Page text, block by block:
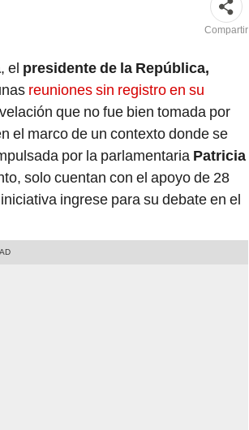
Compartir
, el presidente de la República,
reuniones sin registro en su
que no fue bien tomada por
el marco de un contexto donde se
por la parlamentaria Patricia
solo cuentan con el apoyo de 28
ingrese para su debate en el